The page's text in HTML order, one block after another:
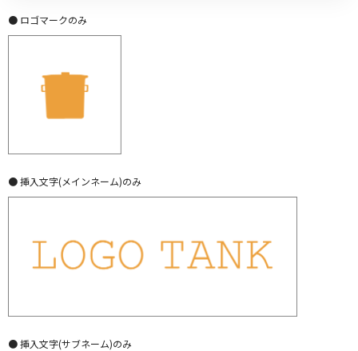
● ロゴマークのみ
● 挿入文字(メインネーム)のみ
● 挿入文字(サブネーム)のみ